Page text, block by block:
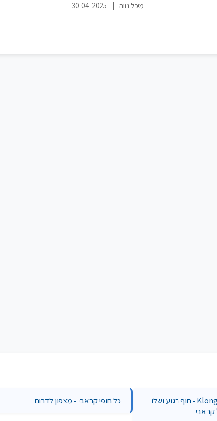
מיכל נווה |
30-04-2025
Klong Muang Beach - חוף רגוע ושלו
כל חופי קראבי - מצפון לדרום